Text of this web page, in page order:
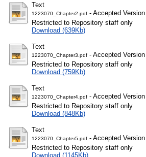
Text
1223070_Chapter2.pdf - Accepted Version
Restricted to Repository staff only
Download (639Kb)
Text
1223070_Chapter3.pdf - Accepted Version
Restricted to Repository staff only
Download (759Kb)
Text
1223070_Chapter4.pdf - Accepted Version
Restricted to Repository staff only
Download (848Kb)
Text
1223070_Chapter5.pdf - Accepted Version
Restricted to Repository staff only
Download (1145Kb)